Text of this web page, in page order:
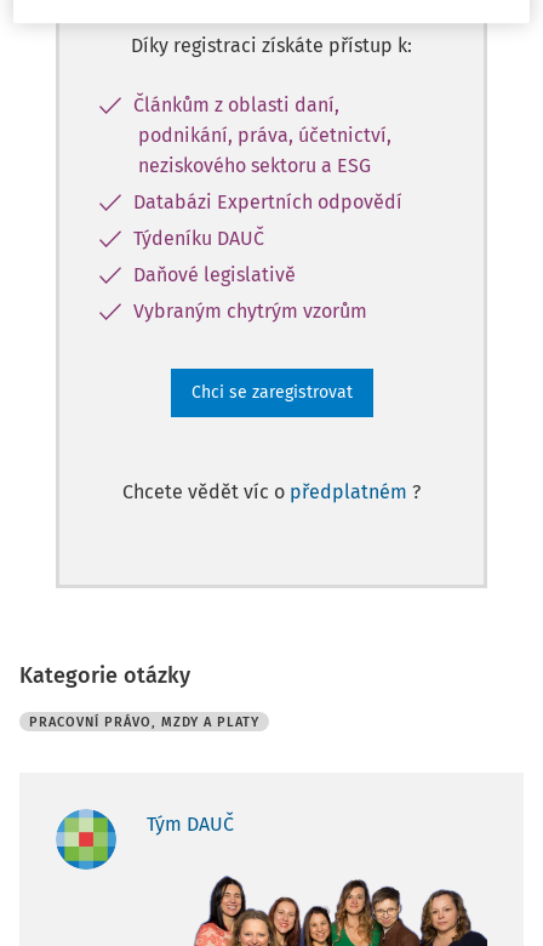
Díky registraci získáte přístup k:
Článkům z oblasti daní,
podnikání, práva, účetnictví,
neziskového sektoru a ESG
Databázi Expertních odpovědí
Týdeníku DAUČ
Daňové legislativě
Vybraným chytrým vzorům
Chci se zaregistrovat
Chcete vědět víc o předplatném ?
Kategorie otázky
PRACOVNÍ PRÁVO, MZDY A PLATY
Tým DAUČ